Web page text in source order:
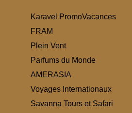
Karavel PromoVacances
FRAM
Plein Vent
Parfums du Monde
AMERASIA
Voyages Internationaux
Savanna Tours et Safari